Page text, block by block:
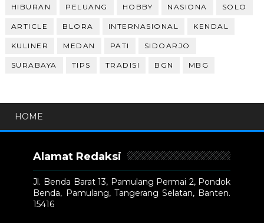
HIBURAN PELUANG HOBBY NASIONA SOLO
ARTICLE BLORA INTERNASIONAL KENDAL
KULINER MEDAN PATI SIDOARJO
SURABAYA TIPS TRADISI BGN MBG
HOME
Alamat Redaksi
Jl. Benda Barat 13, Pamulang Permai 2, Pondok
Benda, Pamulang, Tangerang Selatan, Banten.
15416